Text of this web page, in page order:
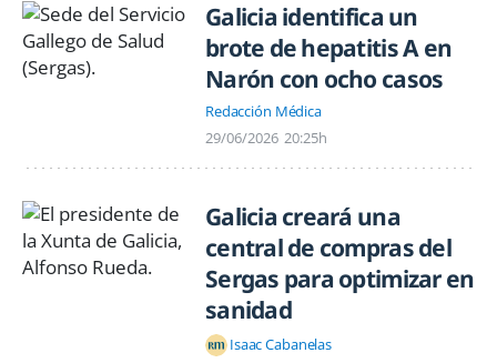
Galicia identifica un
brote de hepatitis A en
Narón con ocho casos
Redacción Médica
29/06/2026 20:25h
Galicia creará una
central de compras del
Sergas para optimizar en
sanidad
Isaac Cabanelas